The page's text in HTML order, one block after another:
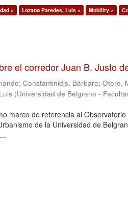
× Lozano Paredes, Luis × Mobility ×
el corredor Juan B. Justo
;Constantinidis, Bárbara;Otero,
(Universidad de Belgrano -
marco de referencia al
de la Universidad de